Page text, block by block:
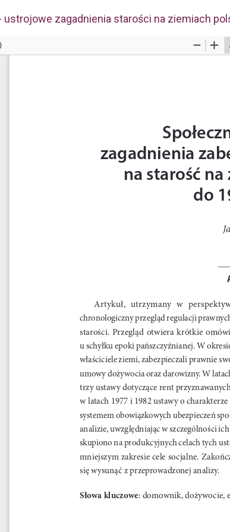
artykułu
ustrojowe zagadnienia starości na ziemiach